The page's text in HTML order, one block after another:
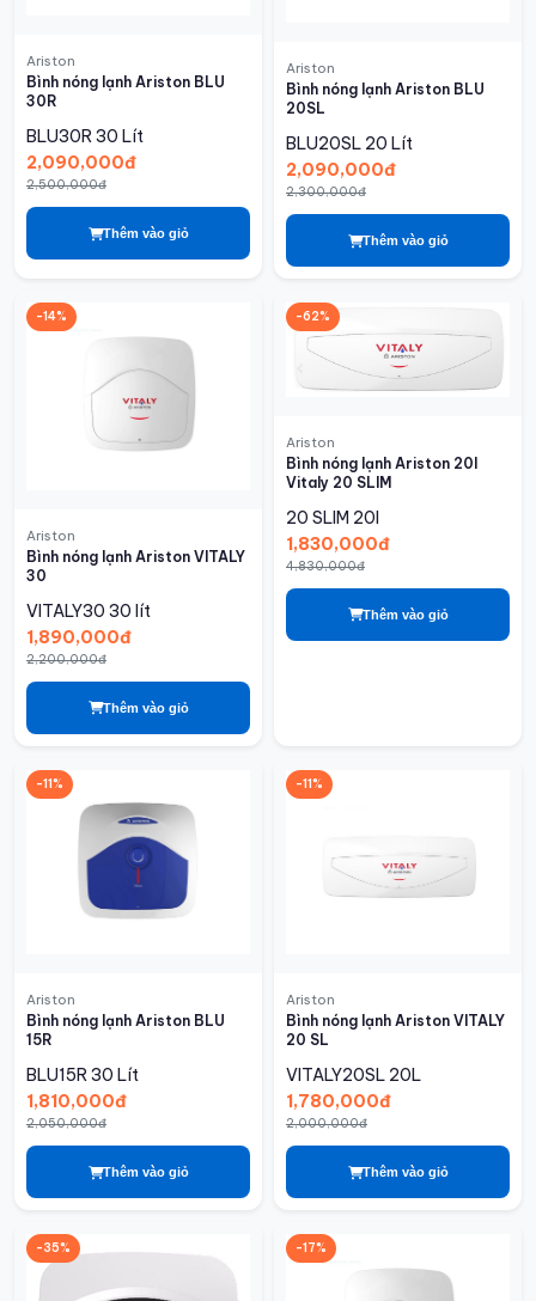
Ariston
Bình nóng lạnh Ariston BLU
30R
BLU30R30 Lít
2,090,000đ
2,500,000đ
Thêm vào giỏ
Ariston
Bình nóng lạnh Ariston BLU
20SL
BLU20SL 20 Lít
2,090,000đ
2,300,000đ
Thêm vào giỏ
-14%
Ariston
Bình nóng lạnh Ariston VITALY
30
VITALY30 30 lít
1,890,000đ
2,200,000đ
Thêm vào giỏ
-62%
Ariston
Bình nóng lạnh Ariston 20l
Vitaly 20 SLIM
20 SLIM 20l
1,830,000đ
4,830,000đ
Thêm vào giỏ
-11%
Ariston
Bình nóng lạnh Ariston BLU
15R
BLU15R30 Lít
1,810,000đ
2,050,000đ
Thêm vào giỏ
-11%
Ariston
Bình nóng lạnh Ariston VITALY
20 SL
VITALY20SL 20L
1,780,000đ
2,000,000đ
Thêm vào giỏ
-35% -17%